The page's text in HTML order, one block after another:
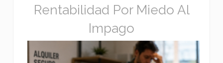
Rentabilidad Por Miedo Al
Impago